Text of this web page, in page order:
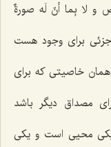
و لا بِما أنّ لَه صورةٌ
برای وجود هست
خاصیتی که برای
مصداق دیگر باشد
یکی محیی است و یکی